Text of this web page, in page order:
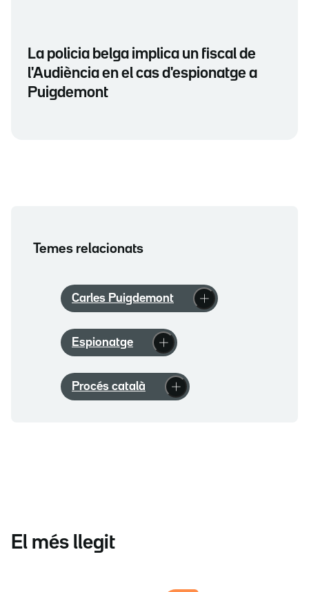
La policia belga implica un fiscal de
l'Audiència en el cas d'espionatge a
Puigdemont
Temes relacionats
Carles Puigdemont
Espionatge
Procés català
El més llegit